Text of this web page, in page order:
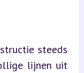
steeds
lijnen uit